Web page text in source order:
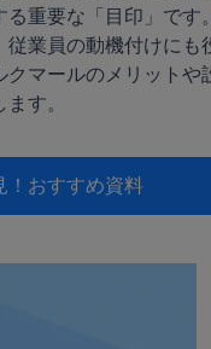
る重要な「目印」です
従業員の動機付けにも
クマールのメリットや
す。
おすすめ資料